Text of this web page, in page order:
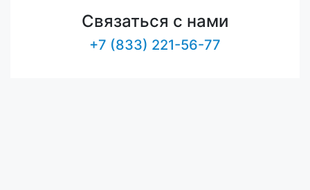
Связаться с нами
+7 (833) 221-56-77